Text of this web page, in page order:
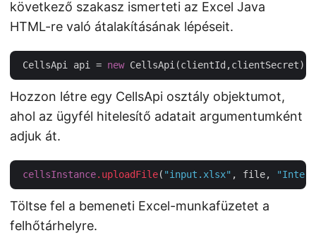
következő szakasz ismerteti az Excel Java
HTML-re való átalakításának lépéseit.
CellsApi api = new
Hozzon létre egy CellsApi osztály objektumot,
ahol az ügyfél hitelesítő adatait argumentumként
adjuk át.
cellsInstance.uploadFile( "input.xlsx" , file,
Töltse fel a bemeneti Excel-munkafüzetet a
felhőtárhelyre.